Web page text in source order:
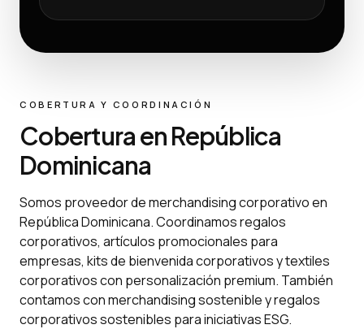
COBERTURA Y COORDINACIÓN
Cobertura en República
Dominicana
Somos proveedor de merchandising corporativo en
República Dominicana. Coordinamos regalos
corporativos, artículos promocionales para
empresas, kits de bienvenida corporativos y textiles
corporativos con personalización premium. También
contamos con merchandising sostenible y regalos
corporativos sostenibles para iniciativas ESG.